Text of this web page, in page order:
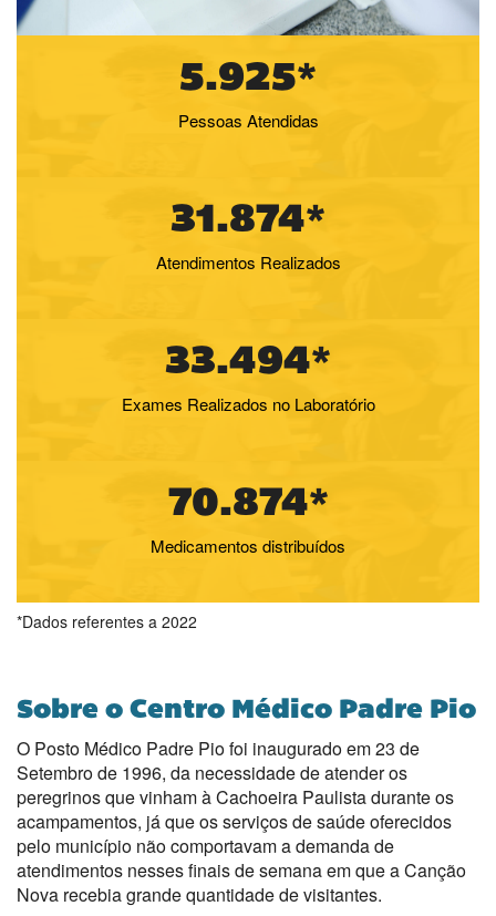
5.925*
Pessoas Atendidas
31.874*
Atendimentos Realizados
33.494*
Exames Realizados no Laboratório
70.874*
Medicamentos distribuídos
*Dados referentes a 2022
Sobre o Centro Médico Padre Pio
O Posto Médico Padre Pio foi inaugurado em 23 de
Setembro de 1996, da necessidade de atender os
peregrinos que vinham à Cachoeira Paulista durante os
acampamentos, já que os serviços de saúde oferecidos
pelo município não comportavam a demanda de
atendimentos nesses finais de semana em que a Canção
Nova recebia grande quantidade de visitantes.